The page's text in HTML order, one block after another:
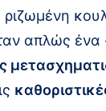
ριζωμένη
απλώς ένα